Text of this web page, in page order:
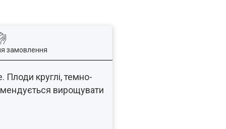
замовлення
Плоди круглі, темно-
вирощувати